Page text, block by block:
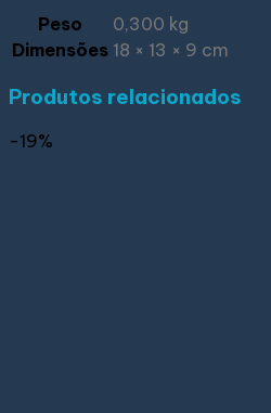
Peso
0,300 kg
Dimensões 18 × 13 × 9 cm
Produtos relacionados
-19%